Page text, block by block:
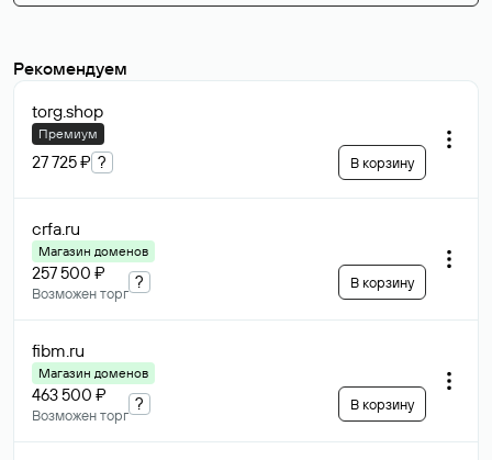
Рекомендуем
torg.shop
Премиум
27 725 ₽ ? В корзину
crfa.ru
Магазин доменов
257 500 ₽
Возможен торг
? В корзину
fibm.ru
Магазин доменов
463 500 ₽
Возможен торг
? В корзину